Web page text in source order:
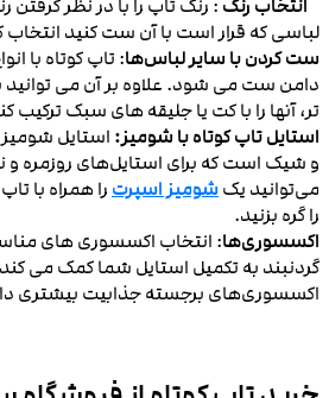
انتخاب رنگ : رنگ تاپ را با در نظر
لباسی که قرار است با آن ست کنید انتخاب
ست کردن با سایر لباس‌ها: تاپ‌ کوتاه با
دامن‌ ست می شود. علاوه بر آن می
تر، آنها را با کت یا جلیقه‌ های سبک ترکیب
استایل تاپ کوتاه با شومیز: استایل شومیز
و شیک است که برای استایل‌های
می‌توانید یک شومیز اسپرت را همراه با
را گره بزنید.
اکسسوری‌ها: انتخاب اکسسوری‌ های
گردنبند به تکمیل استایل شما کمک می
اکسسوری‌های برجسته جذابیت بیشتری